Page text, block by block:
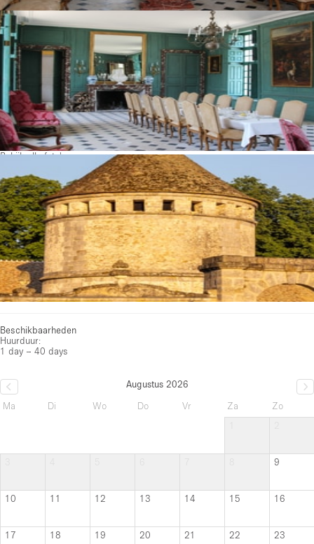
Bekijk alle foto's
Beschikbaarheden
Huurduur:
1 day – 40 days
Augustus 2026
Ma
Di Wo Do Vr Za
Zo
9
10 11 12 13 14 15 16
17 18 19 20 21 22 23